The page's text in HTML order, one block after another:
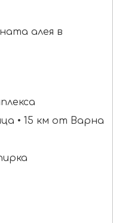
алея в
• 15 км от Варна